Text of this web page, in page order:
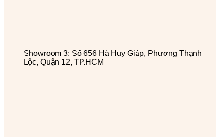
Showroom 3: Số 656 Hà Huy Giáp, Phường Thạnh
Lộc, Quận 12, TP.HCM